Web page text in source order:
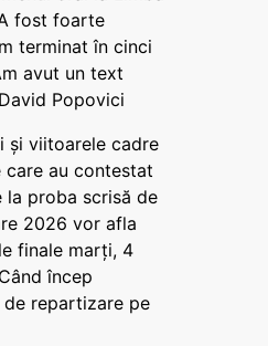
fost foarte
terminat în cinci
avut un text
Popovici
și viitoarele cadre
au contestat
la proba scrisă de
2026 vor afla
finale marți, 4
încep
de repartizare pe